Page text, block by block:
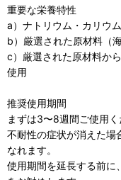
重要な栄養特性
a）ナトリウム・カリウ
b）厳選された原材料（
c）厳選された原材料か
使用
推奨使用期間
まずは3〜8週間ご使用く
不耐性の症状が消えた場
なれます。
使用期間を延長する前に